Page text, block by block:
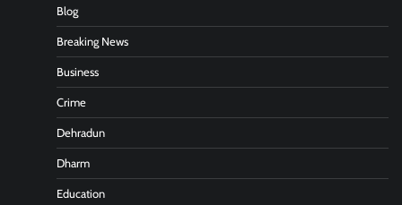
Blog
Breaking News
Business
Crime
Dehradun
Dharm
Education